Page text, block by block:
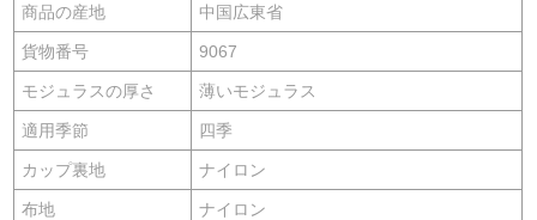
商品の産地 中国広東省
貨物番号 9067
モジュラスの厚さ 薄いモジュラス
適用季節 四季
カップ裏地 ナイロン
布地 ナイロン